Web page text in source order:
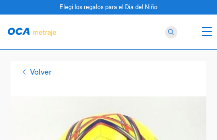
Volver
Elegí los regalos para el Día del Niño